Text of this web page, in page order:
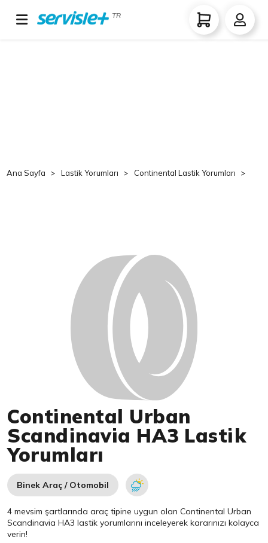
TR
Ana Sayfa Lastik Yorumları Continental Lastik Yorumları
Continental Urban
Scandinavia HA3 Lastik
Yorumları
Binek Araç / Otomobil
4 mevsim şartlarında araç tipine uygun olanContinental Urban
Scandinavia HA3 lastik yorumlarını inceleyerek kararınızı kolayca
verin!